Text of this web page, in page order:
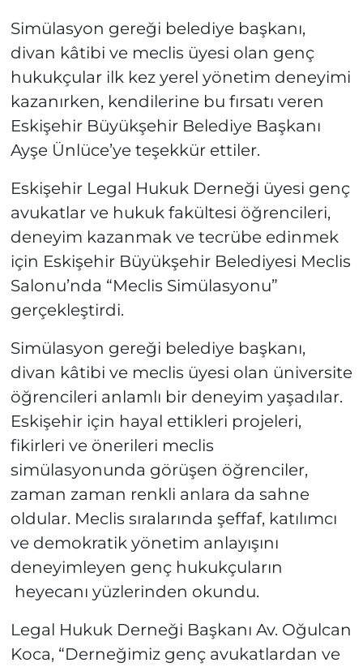
Simülasyon gereği belediye başkanı,
divan kâtibi ve meclis üyesi olan genç
hukukçular ilk kez yerel yönetim deneyimi
kazanırken, kendilerine bu fırsatı veren
Eskişehir Büyükşehir Belediye Başkanı
Ayşe Ünlüce’ye teşekkür ettiler.
Eskişehir Legal Hukuk Derneği üyesi genç
avukatlar ve hukuk fakültesi öğrencileri,
deneyim kazanmak ve tecrübe edinmek
için Eskişehir Büyükşehir Belediyesi Meclis
Salonu’nda “Meclis Simülasyonu”
gerçekleştirdi.
Simülasyon gereği belediye başkanı,
divan kâtibi ve meclis üyesi olan üniversite
öğrencileri anlamlı bir deneyim yaşadılar.
Eskişehir için hayal ettikleri projeleri,
fikirleri ve önerileri meclis
simülasyonunda görüşen öğrenciler,
zaman zaman renkli anlara da sahne
oldular. Meclis sıralarında şeffaf, katılımcı
ve demokratik yönetim anlayışını
deneyimleyen genç hukukçuların
heyecanı yüzlerinden okundu.
Legal Hukuk Derneği Başkanı Av. Oğulcan
Koca, “Derneğimiz genç avukatlardan ve